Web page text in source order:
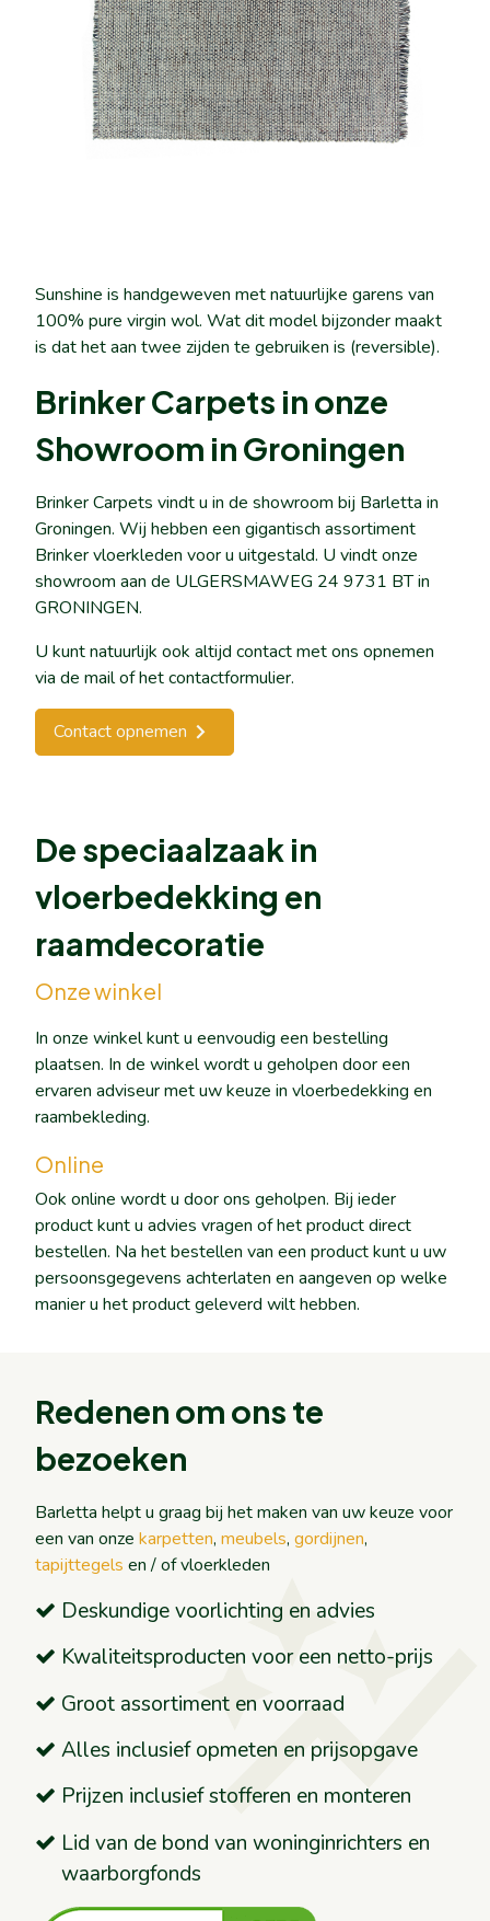
De speciaalzaak in
vloerbedekking en
raamdecoratie
Onze winkel
In onze winkel kunt u eenvoudig een bestelling
plaatsen. In de winkel wordt u geholpen door een
ervaren adviseur met uw keuze in vloerbedekking en
raambekleding.
Online
Ook online wordt u door ons geholpen. Bij ieder
product kunt u advies vragen of het product direct
bestellen. Na het bestellen van een product kunt u uw
persoonsgegevens achterlaten en aangeven op welke
manier u het product geleverd wilt hebben.
Redenen om ons te
bezoeken
Barletta helpt u graag bij het maken van uw keuze voor
een van onze karpetten, meubels, gordijnen,
tapijttegels en / of vloerkleden
Deskundige voorlichting en advies
Kwaliteitsproducten voor een netto-prijs
Groot assortiment en voorraad
Alles inclusief opmeten en prijsopgave
Prijzen inclusief stofferen en monteren
Lid van de bond van woninginrichters en
waarborgfondsauto_graph
Sunshine is handgeweven met natuurlijke garens van
100% pure virgin wol. Wat dit model bijzonder maakt
is dat het aan twee zijden te gebruiken is (reversible).
Brinker Carpets in onze
Showroom in Groningen
Brinker Carpets vindt u in de showroom bij Barletta in
Groningen. Wij hebben een gigantisch assortiment
Brinker vloerkleden voor u uitgestald. U vindt onze
showroom aan de ULGERSMAWEG 24 9731 BT in
GRONINGEN.
U kunt natuurlijk ook altijd contact met ons opnemen
via de mail of het contactformulier.
Contact opnemen